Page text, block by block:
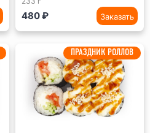
480 ₽ Заказать
ПРАЗДНИК РОЛЛОВ